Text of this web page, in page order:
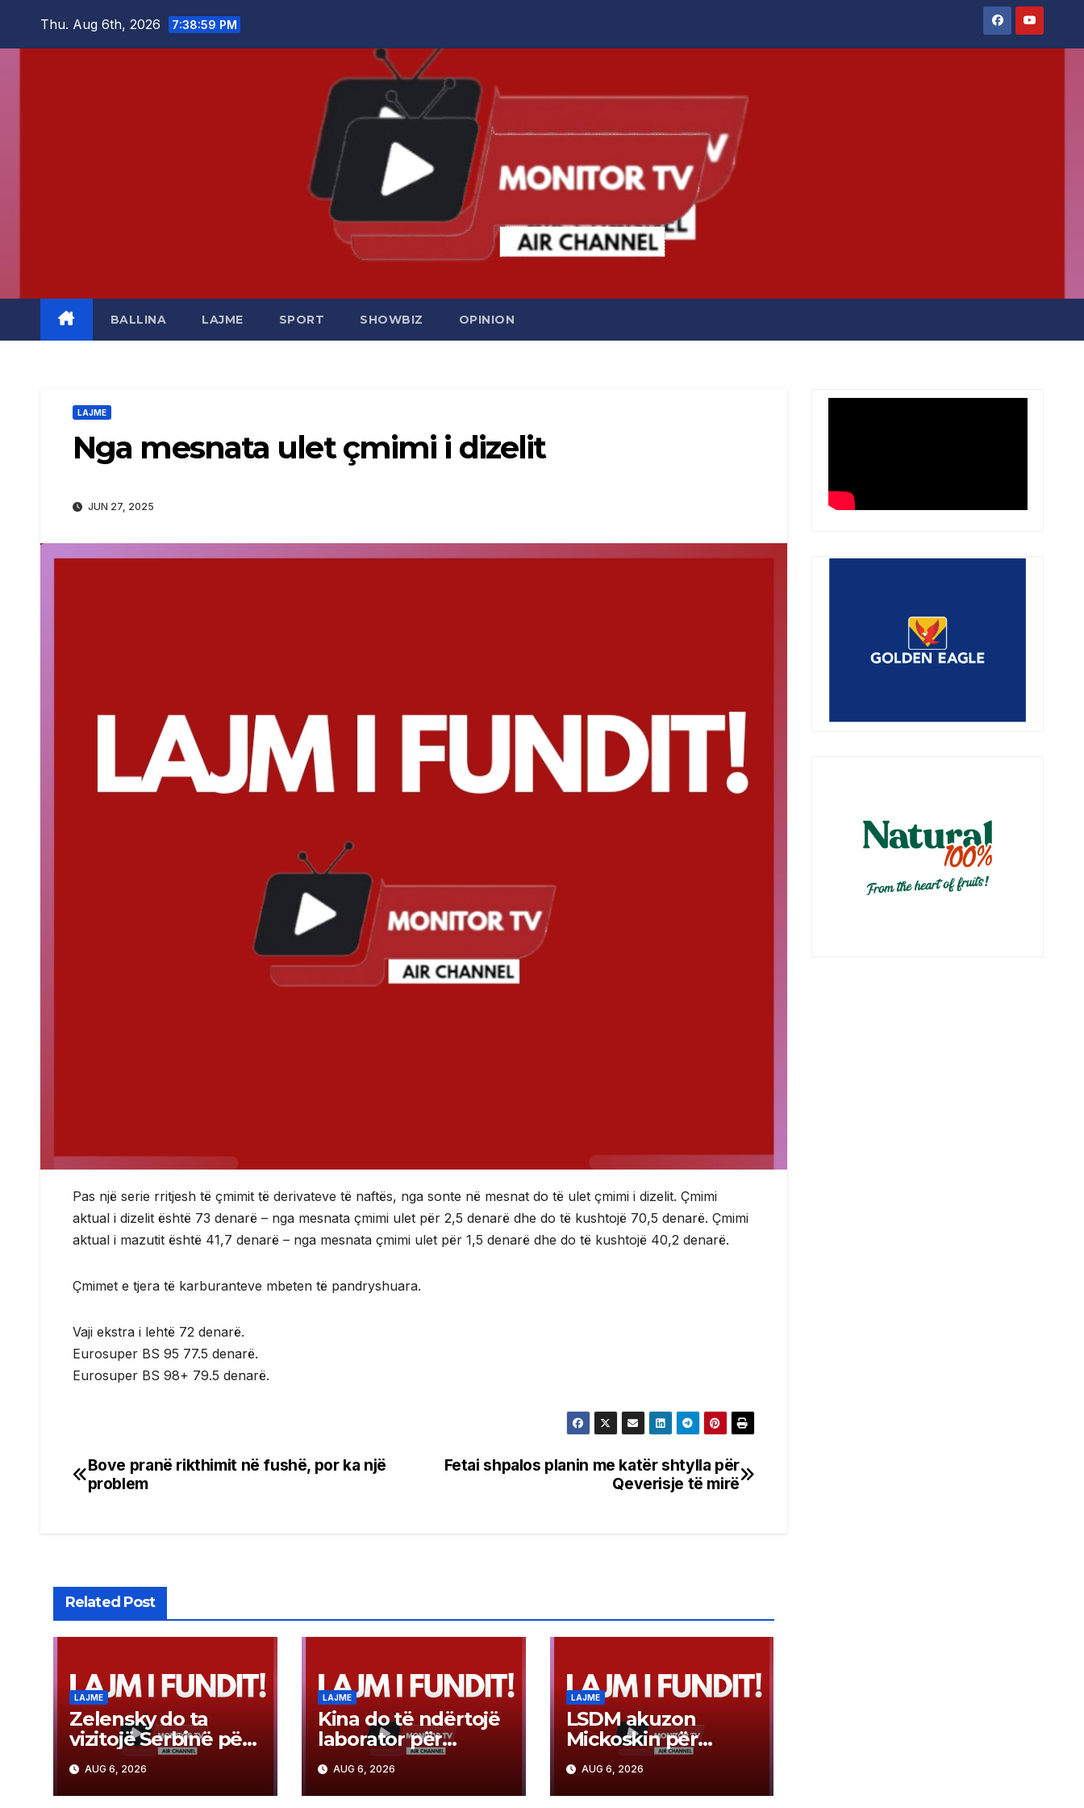
Thu. Aug 6th, 2026 7:39:00 PM
BALLINA LAJME SPORT SHOWBIZ OPINION
LAJME
Nga mesnata ulet çmimi i dizelit
JUN 27, 2025
Pas një serie rritjesh të çmimit të derivateve të naftës, nga sonte në mesnat do të ulet çmimi i dizelit. Çmimi
aktual i dizelit është 73 denarë – nga mesnata çmimi ulet për 2,5 denarë dhe do të kushtojë 70,5 denarë. Çmimi
aktual i mazutit është 41,7 denarë – nga mesnata çmimi ulet për 1,5 denarë dhe do të kushtojë 40,2 denarë.
Çmimet e tjera të karburanteve mbeten të pandryshuara.
Vaji ekstra i lehtë 72 denarë.
Eurosuper BS 95 77.5 denarë.
Eurosuper BS 98+ 79.5 denarë.
Post
Fetai shpalos planin me katër shtylla për
Qeverisje të mirë
​Bove pranë rikthimit në fushë, por ka një
problem
Related Post
LAJME
Zelensky do ta
vizitojë Serbinë për
herë të parë
AUG 6, 2026
LAJME
Kina do të ndërtojë
laborator për
mbrojtjen planetare
për misionin e
kthimit të mostrave
AUG 6, 2026
LAJME
LSDM akuzon
Mickoskin për
bisedime “nën
radar” me BE-në
AUG 6, 2026